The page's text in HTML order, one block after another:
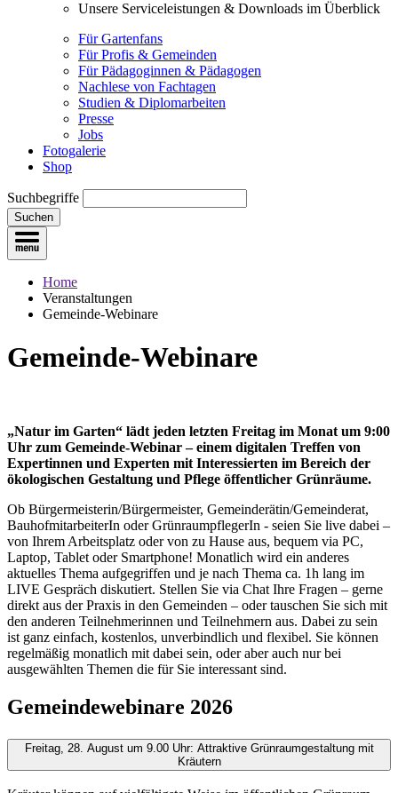
Unsere Serviceleistungen & Downloads im Überblick
Für Gartenfans
Für Profis & Gemeinden
Für Pädagoginnen & Pädagogen
Nachlese von Fachtagen
Studien & Diplomarbeiten
Presse
Jobs
Fotogalerie
Shop
Suchbegriffe
Suchen
Home
Veranstaltungen
Gemeinde-Webinare
Gemeinde-Webinare
„Natur im Garten“ lädt jeden letzten Freitag im Monat um 9:00
Uhr zum Gemeinde-Webinar – einem digitalen Treffen von
Expertinnen und Experten mit Interessierten im Bereich der
ökologischen Gestaltung und Pflege öffentlicher Grünräume.
Ob Bürgermeisterin/Bürgermeister, Gemeinderätin/Gemeinderat,
BauhofmitarbeiterIn oder GrünraumpflegerIn - seien Sie live dabei –
von Ihrem Arbeitsplatz oder von zu Hause aus, bequem via PC,
Laptop, Tablet oder Smartphone! Monatlich wird ein anderes
aktuelles Thema aufgegriffen und je nach Thema ca. 1h lang im
LIVE Gespräch diskutiert. Stellen Sie via Chat Ihre Fragen – gerne
direkt aus der Praxis in den Gemeinden – oder tauschen Sie sich mit
den anderen Teilnehmerinnen und Teilnehmern aus. Dabei zu sein
ist ganz einfach, kostenlos, unverbindlich und flexibel. Sie können
regelmäßig monatlich mit dabei sein, oder aber auch nur bei
ausgewählten Themen die für Sie interessant sind.
Gemeindewebinare 2026
Freitag, 28. August um 9.00 Uhr: Attraktive Grünraumgestaltung mit
Kräutern